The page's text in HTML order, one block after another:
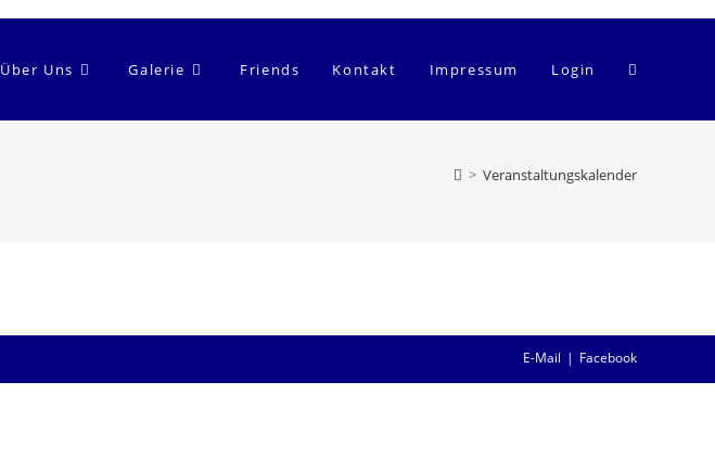
Über Uns Galerie Friends Kontakt Impressum Login Website-
> Veranstaltungskalender
E-Mail Facebook